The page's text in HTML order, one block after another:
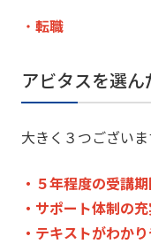
・ 転職
アビタスを選
大きく３つございま
・５年程度の受講
・サポート体制の
・テキストがわか